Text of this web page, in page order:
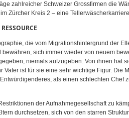
zahlreicher Schweizer Grossfirmen die
Zürcher Kreis 2 – eine
die vom Migrationshintergrund der
sich immer wieder von neuem
niemals aufzugeben. Von ihnen hat
ist für sie eine sehr wichtige Figur. Die
als einen schlechten Chef
der Aufnahmegesellschaft zu
durchsetzen, sich von den starren